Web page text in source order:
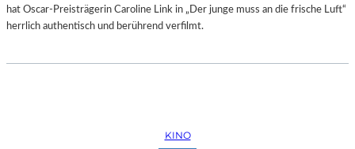
hat Oscar-Preisträgerin Caroline Link in „Der junge muss an die frische Luft“
herrlich authentisch und berührend verfilmt.
KINO